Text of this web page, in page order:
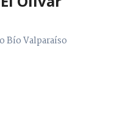
Bío Valparaíso